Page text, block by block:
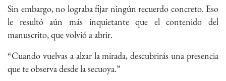
Sin embargo, no lograba fijar ningún recuerdo concreto. Eso
le resultó aún más inquietante que el contenido del
manuscrito, que volvió a abrir.
“Cuando vuelvas a alzar la mirada, descubrirás una presencia
que te observa desde la secuoya.”